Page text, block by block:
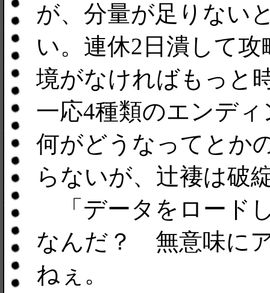
が、分量が足りない
い。連休2日潰して
境がなければもっと
一応4種類のエンデ
何がどうなってとか
らないが、辻褄は破
「データをロード
なんだ？ 無意味に
ねぇ。